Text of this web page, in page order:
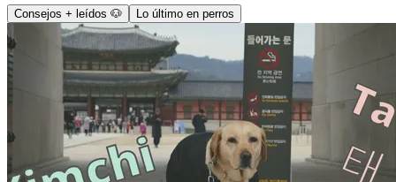
Consejos + leídos 🐶 Lo último en perros